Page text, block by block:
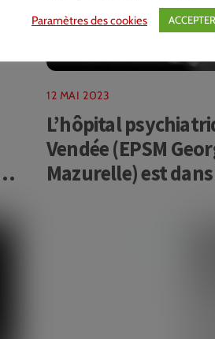
12 MAI 2023
L’hôpital
Vendée (EPSM
Mazurelle) est
Paramètres des cookies ACCEPTER